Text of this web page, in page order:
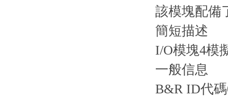
該模塊配備
簡短描述
I/O模塊4模
一般信息
B&R ID代碼